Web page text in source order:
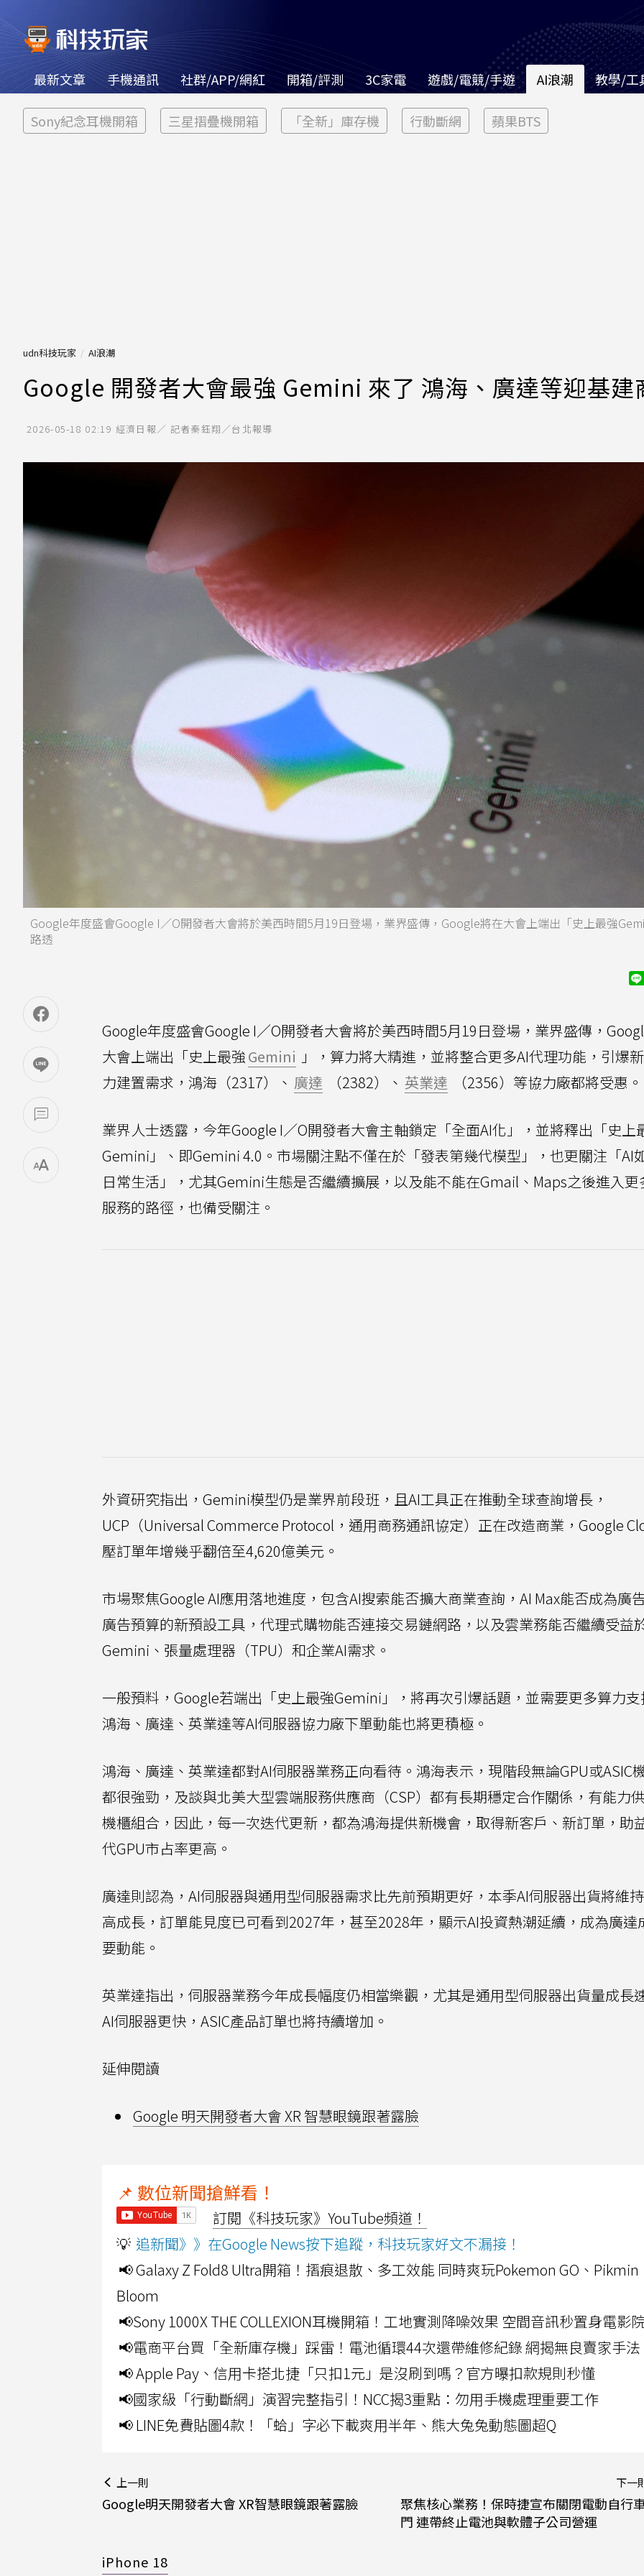
最新文章 手機通訊 社群/APP/網紅 開箱/評測 3C家電 遊戲/電競/手遊 AI浪潮 教學/工
Sony紀念耳機開箱 三星摺疊機開箱 「全新」庫存機 行動斷網 蘋果BTS
udn科技玩家 AI浪潮
Google 開發者大會最強 Gemini 來了 鴻海、廣達等迎基建
2026-05-18 02:19 經濟日報／ 記者秦鈺翔／台北報導
Google年度盛會Google I／O開發者大會將於美西時間5月19日登場，業界盛傳，Google將在大會上端出「史上最強
路透
Google年度盛會Google I／O開發者大會將於美西時間5月19日登場，業界盛傳，
大會上端出「史上最強Gemini 」，算力將大精進，並將整合更多AI代理功能，引爆
力建置需求，鴻海（2317）、 廣達 （2382）、 英業達 （2356）等協力廠都將受惠。
業界人士透露，今年Google I／O開發者大會主軸鎖定「全面AI化」，並將釋出「史上
Gemini」、即Gemini 4.0。市場關注點不僅在於「發表第幾代模型」，也更關注「AI
日常生活」，尤其Gemini生態是否繼續擴展，以及能不能在Gmail、Maps之後進入更
服務的路徑，也備受關注。
外資研究指出，Gemini模型仍是業界前段班，且AI工具正在推動全球查詢增長，
UCP（Universal Commerce Protocol，通用商務通訊協定）正在改造商業，Google
壓訂單年增幾乎翻倍至4,620億美元。
市場聚焦Google AI應用落地進度，包含AI搜索能否擴大商業查詢，AI Max能否成為廣
廣告預算的新預設工具，代理式購物能否連接交易鏈網路，以及雲業務能否繼續受益
Gemini、張量處理器（TPU）和企業AI需求。
一般預料，Google若端出「史上最強Gemini」，將再次引爆話題，並需要更多算力
鴻海、廣達、英業達等AI伺服器協力廠下單動能也將更積極。
鴻海、廣達、英業達都對AI伺服器業務正向看待。鴻海表示，現階段無論GPU或ASIC
都很強勁，及談與北美大型雲端服務供應商（CSP）都有長期穩定合作關係，有能力
機櫃組合，因此，每一次迭代更新，都為鴻海提供新機會，取得新客戶、新訂單，助
代GPU市占率更高。
廣達則認為，AI伺服器與通用型伺服器需求比先前預期更好，本季AI伺服器出貨將維
高成長，訂單能見度已可看到2027年，甚至2028年，顯示AI投資熱潮延續，成為廣達
要動能。
英業達指出，伺服器業務今年成長幅度仍相當樂觀，尤其是通用型伺服器出貨量成長
AI伺服器更快，ASIC產品訂單也將持續增加。
延伸閱讀
Google 明天開發者大會 XR 智慧眼鏡跟著露臉
📌 數位新聞搶鮮看！
訂閱《科技玩家》YouTube頻道！
💡 追新聞》》在Google News按下追蹤，科技玩家好文不漏接！
📢 Galaxy Z Fold8 Ultra開箱！摺痕退散、多工效能 同時爽玩Pokemon GO、Pikmin
Bloom
📢Sony 1000X THE COLLEXION耳機開箱！工地實測降噪效果 空間音訊秒置身電影
📢電商平台買「全新庫存機」踩雷！電池循環44次還帶維修紀錄 網揭無良賣家手法
📢 Apple Pay、信用卡搭北捷「只扣1元」是沒刷到嗎？官方曝扣款規則秒懂
📢國家級「行動斷網」演習完整指引！NCC揭3重點：勿用手機處理重要工作
📢 LINE免費貼圖4款！「蛤」字必下載爽用半年、熊大兔兔動態圖超Q
上一則
Google明天開發者大會 XR智慧眼鏡跟著露臉
下一
聚焦核心業務！保時捷宣布關閉電動自行
門 連帶終止電池與軟體子公司營運
iPhone 18